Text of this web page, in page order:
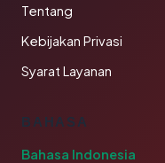
Tentang
Kebijakan Privasi
Syarat Layanan
BAHASA
Bahasa Indonesia